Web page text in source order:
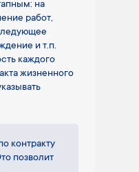
на
работ,
и т.п.
каждого
жизненного
контракту
позволит